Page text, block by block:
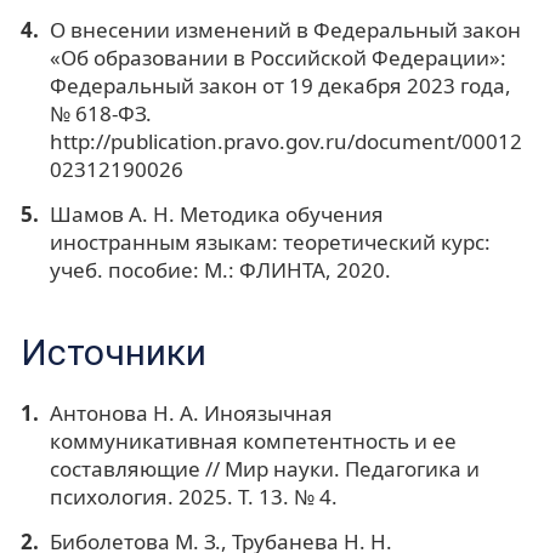
О внесении изменений в Федеральный закон
«Об образовании в Российской Федерации»:
Федеральный закон от 19 декабря 2023 года,
№ 618-ФЗ.
http://publication.pravo.gov.ru/document/00012
02312190026
Шамов А. Н. Методика обучения
иностранным языкам: теоретический курс:
учеб. пособие: М.: ФЛИНТА, 2020.
Источники
Антонова Н. А. Иноязычная
коммуникативная компетентность и ее
составляющие // Мир науки. Педагогика и
психология. 2025. Т. 13. № 4.
Биболетова М. З., Трубанева Н. Н.